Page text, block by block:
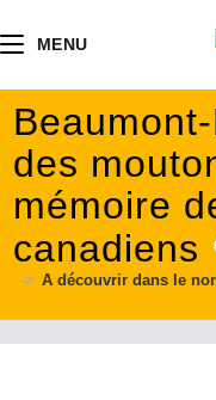
principal
MENU
des
mémoire
canadiens
-> A découvrir dans le